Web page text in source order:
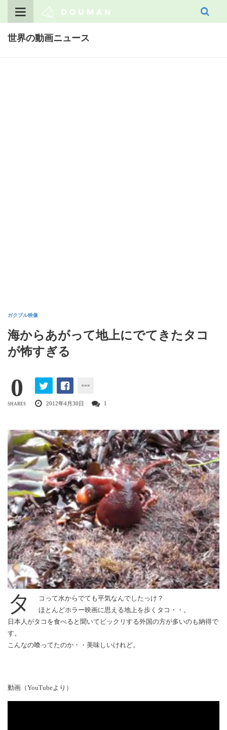
世界の動画ニュース
ガクブル映像
海からあがって地上にでてきたタコ
が怖すぎる
0
SHARES 2012年4月30日 1
タ
コって水からでても平気なんでしたっけ？
ほとんどホラー映画に思える地上を歩くタコ・・。
日本人がタコを食べると聞いてビックリする外国の方が多いのも納得で
す。
こんなの喰ってたのか・・美味しいけれど。
動画（YouTubeより）